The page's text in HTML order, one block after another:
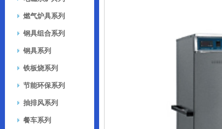
燃气炉具系列
钢具组合系列
钢具系列
铁板烧系列
节能环保系列
抽排风系列
餐车系列